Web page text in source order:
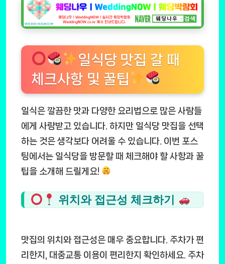
일식당 맛집 갈 때
체크사항 및 꿀팁
일식은 깔끔한 맛과 다양한 요리법으로 많은 사람들
에게 사랑받고 있습니다. 하지만 일식당 맛집을 선택
하는 것은 생각보다 어려울 수 있습니다. 이번 포스
팅에서는 일식당을 방문할 때 체크해야 할 사항과 꿀
팁을 소개해 드릴게요!
위치와 접근성 체크하기
맛집의 위치와 접근성은 매우 중요합니다. 주차가 편
리한지, 대중교통 이용이 편리한지 확인하세요. 주차